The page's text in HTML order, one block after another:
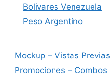
Bolivares Venezuela
Peso Argentino
Mockup – Vistas Previas
Promociones – Combos